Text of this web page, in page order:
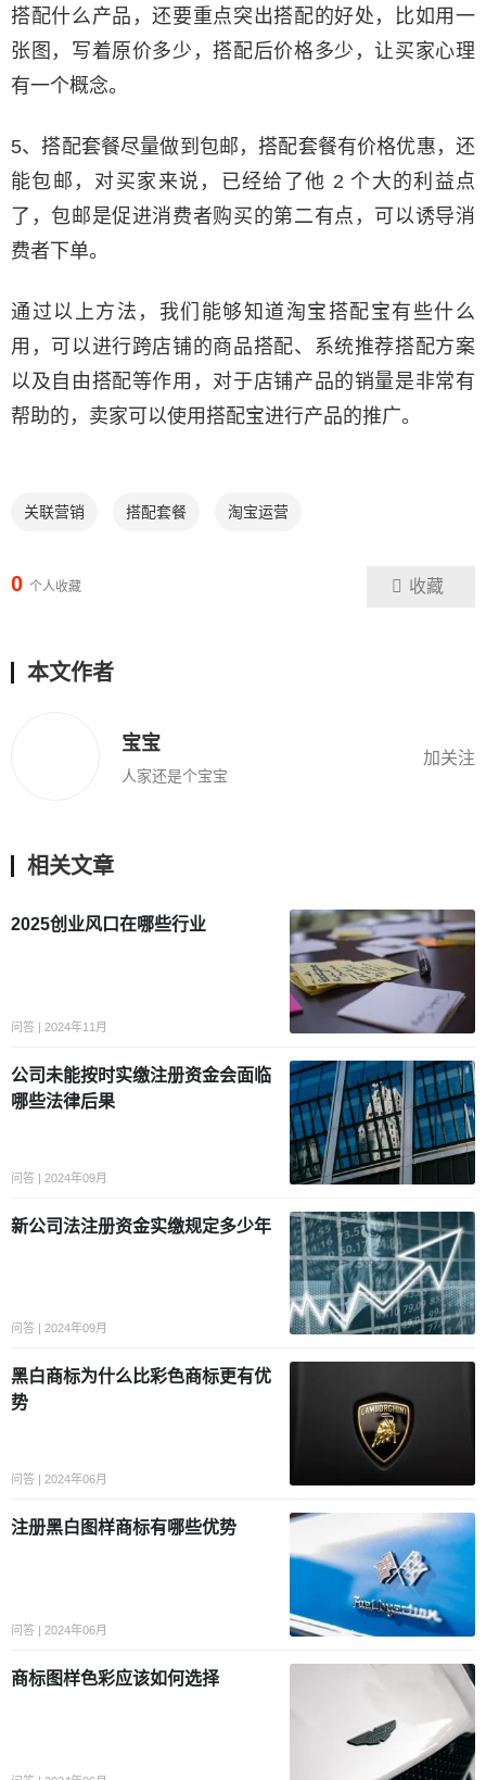
搭配什么产品，还要重点突出搭配的好处，比如用一
张图，写着原价多少，搭配后价格多少，让买家心理
有一个概念。
5、搭配套餐尽量做到包邮，搭配套餐有价格优惠，还
能包邮，对买家来说，已经给了他 2 个大的利益点
了，包邮是促进消费者购买的第二有点，可以诱导消
费者下单。
通过以上方法，我们能够知道淘宝搭配宝有些什么
用，可以进行跨店铺的商品搭配、系统推荐搭配方案
以及自由搭配等作用，对于店铺产品的销量是非常有
帮助的，卖家可以使用搭配宝进行产品的推广。
关联营销 搭配套餐 淘宝运营
0 个人收藏 收藏
本文作者
宝宝
人家还是个宝宝
加关注
相关文章
2025创业风口在哪些行业
问答 | 2024年11月
公司未能按时实缴注册资金会面临
哪些法律后果
问答 | 2024年09月
新公司法注册资金实缴规定多少年
问答 | 2024年09月
黑白商标为什么比彩色商标更有优
势
问答 | 2024年06月
注册黑白图样商标有哪些优势
问答 | 2024年06月
商标图样色彩应该如何选择